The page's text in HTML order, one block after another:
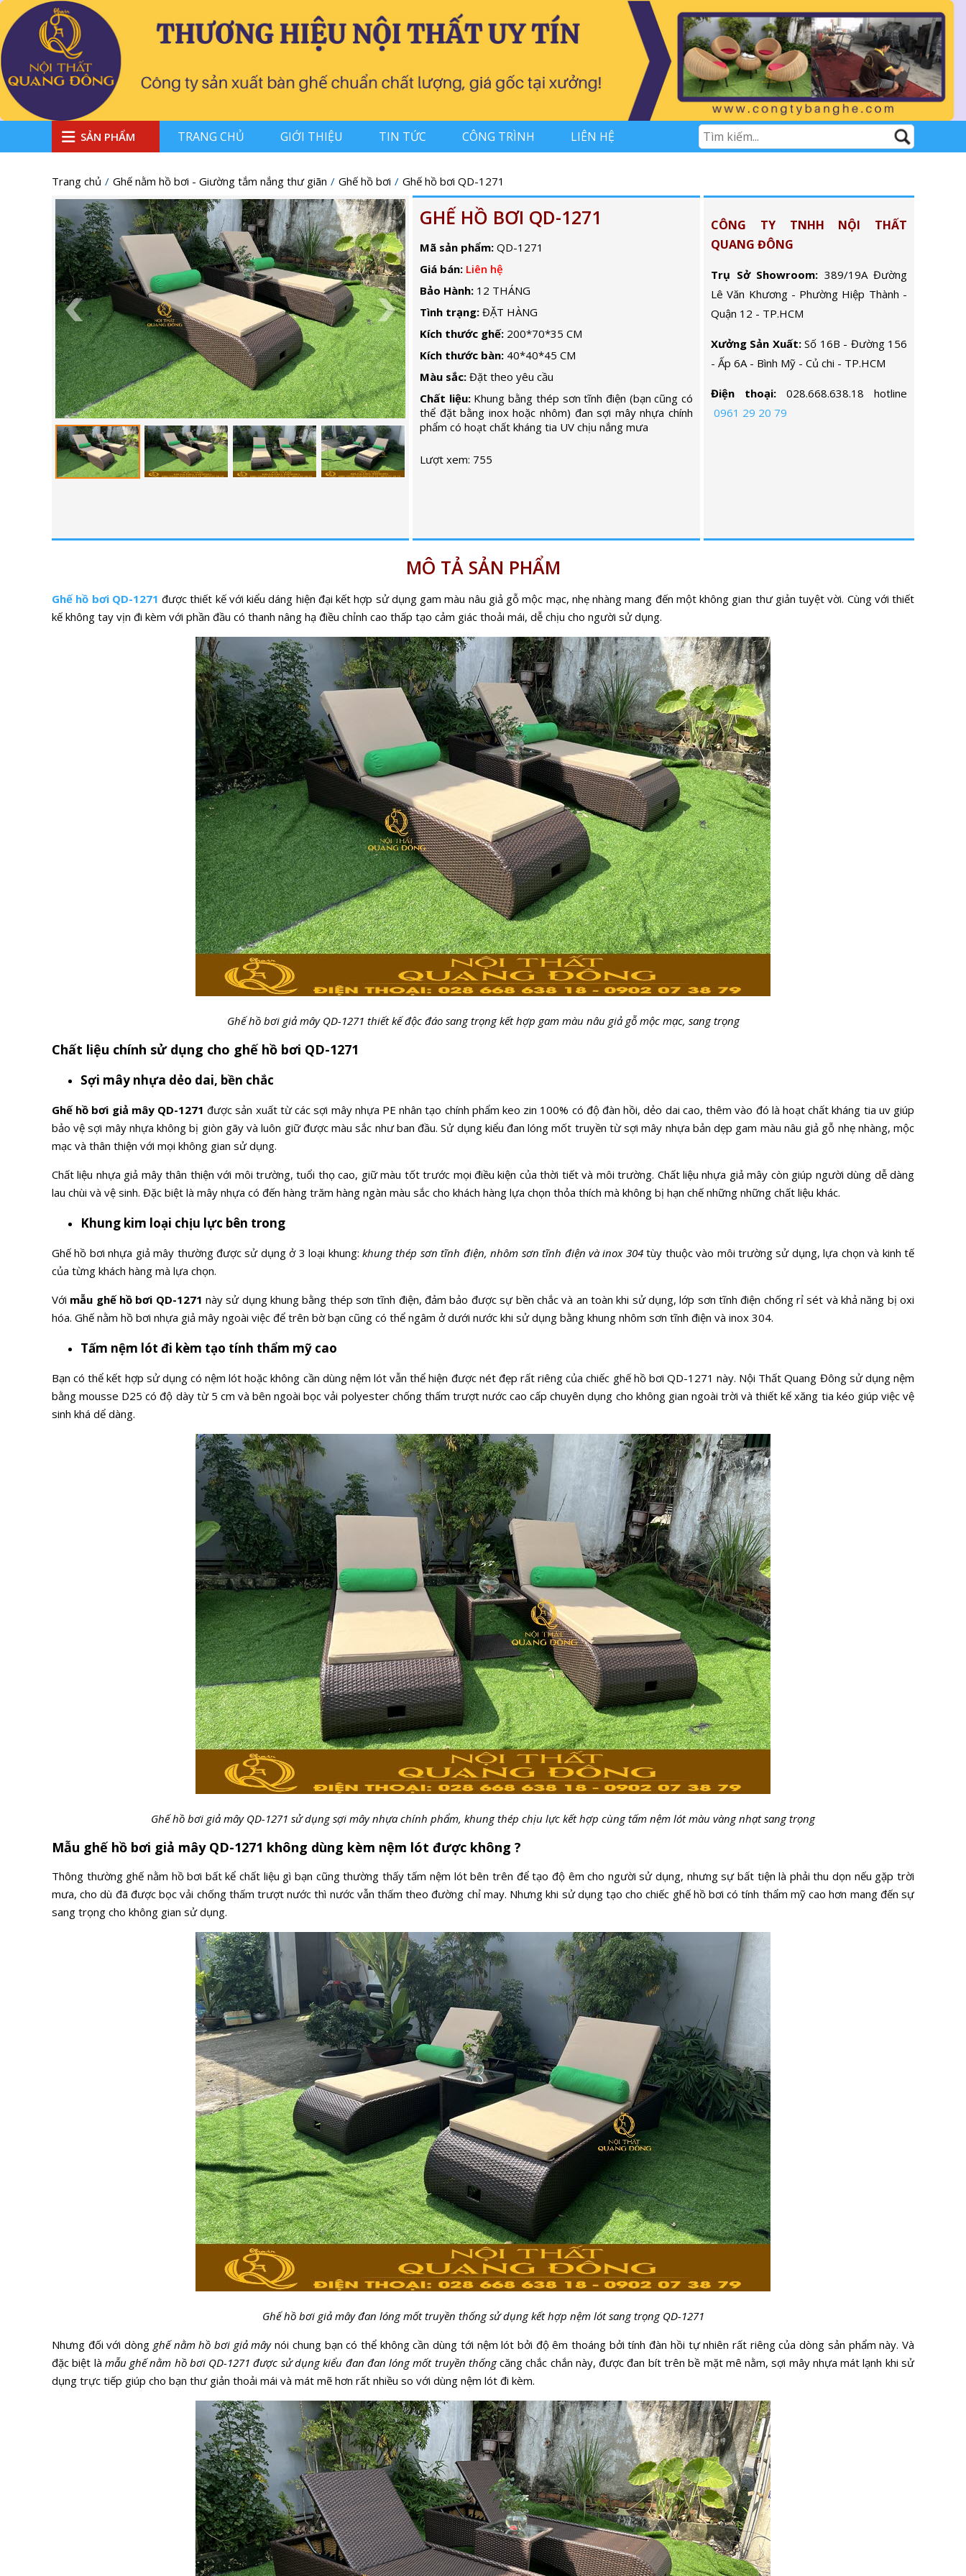
SẢN PHẨM TRANG CHỦ GIỚI THIỆU TIN TỨC CÔNG TRÌNH LIÊN HỆ
Trang chủ Ghế nằm hồ bơi - Giường tắm nắng thư giãn Ghế hồ bơi Ghế hồ bơi QD-1271
GHẾ HỒ BƠI QD-1271
Mã sản phẩm: QD-1271
Giá bán: Liên hệ
Bảo Hành: 12 THÁNG
Tình trạng: ĐẶT HÀNG
Kích thước ghế: 200*70*35 CM
Kích thước bàn: 40*40*45 CM
Màu sắc: Đặt theo yêu cầu
Chất liệu: Khung bằng thép sơn tĩnh điện (bạn cũng có
thể đặt bằng inox hoặc nhôm) đan sợi mây nhựa chính
phẩm có hoạt chất kháng tia UV chịu nắng mưa
Lượt xem: 755
CÔNG TY TNHH NỘI THẤT
QUANG ĐÔNG
Trụ Sở Showroom: 389/19A Đường
Lê Văn Khương - Phường Hiệp Thành -
Quận 12 - TP.HCM
Xưởng Sản Xuất:Số 16B - Đường 156
- Ấp 6A - Bình Mỹ - Củ chi - TP.HCM
Điện thoại: 028.668.638.18 hotline
0961 29 20 79
MÔ TẢ SẢN PHẨM
Ghế hồ bơi QD-1271 được thiết kế với kiểu dáng hiện đại kết hợp sử dụng gam màu nâu giả gỗ mộc mạc, nhẹ nhàng mang đến một không gian thư giản tuyệt vời. Cùng với thiết
kế không tay vịn đi kèm với phần đầu có thanh nâng hạ điều chỉnh cao thấp tạo cảm giác thoải mái, dễ chịu cho người sử dụng.
Ghế hồ bơi giả mây QD-1271 thiết kế độc đáo sang trọng kết hợp gam màu nâu giả gỗ mộc mạc, sang trọng
Chất liệu chính sử dụng cho ghế hồ bơi QD-1271
Sợi mây nhựa dẻo dai, bền chắc
Ghế hồ bơi giả mây QD-1271được sản xuất từ các sợi mây nhựa PE nhân tạo chính phẩm keo zin 100% có độ đàn hồi, dẻo dai cao, thêm vào đó là hoạt chất kháng tia uv giúp
bảo vệ sợi mây nhựa không bị giòn gãy và luôn giữ được màu sắc như ban đầu. Sử dụng kiểu đan lóng mốt truyền từ sợi mây nhựa bản dẹp gam màu nâu giả gỗ nhẹ nhàng, mộc
mạc và thân thiện với mọi không gian sử dụng.
Chất liệu nhựa giả mây thân thiện với môi trường, tuổi thọ cao, giữ màu tốt trước mọi điều kiện của thời tiết và môi trường. Chất liệu nhựa giả mây còn giúp người dùng dễ dàng
lau chùi và vệ sinh. Đặc biệt là mây nhựa có đến hàng trăm hàng ngàn màu sắc cho khách hàng lựa chọn thỏa thích mà không bị hạn chế những những chất liệu khác.
Khung kim loại chịu lực bên trong
Ghế hồ bơi nhựa giả mây thường được sử dụng ở 3 loại khung:khung thép sơn tĩnh điện, nhôm sơn tĩnh điện và inox 304tùy thuộc vào môi trường sử dụng, lựa chọn và kinh tế
của từng khách hàng mà lựa chọn.
Với mẫu ghế hồ bơi QD-1271 này sử dụng khung bằng thép sơn tĩnh điện, đảm bảo được sự bền chắc và an toàn khi sử dụng, lớp sơn tĩnh điện chống rỉ sét và khả năng bị oxi
hóa. Ghế nằm hồ bơi nhựa giả mây ngoài việc để trên bờ bạn cũng có thể ngâm ở dưới nước khi sử dụng bằng khung nhôm sơn tĩnh điện và inox 304.
Tấm nệm lót đi kèm tạo tính thẩm mỹ cao
Bạn có thể kết hợp sử dụng có nệm lót hoặc không cần dùng nệm lót vẫn thể hiện được nét đẹp rất riêng của chiếc ghế hồ bơi QD-1271 này. Nội Thất Quang Đông sử dụng nệm
bằng mousse D25 có độ dày từ 5 cm và bên ngoài bọc vải polyester chống thấm trượt nước cao cấp chuyên dụng cho không gian ngoài trời và thiết kế xăng tia kéo giúp việc vệ
sinh khá dể dàng.
Ghế hồ bơi giả mây QD-1271 sử dụng sợi mây nhựa chính phẩm, khung thép chịu lực kết hợp cùng tấm nệm lót màu vàng nhạt sang trọng
Mẫu ghế hồ bơi giả mây QD-1271 không dùng kèm nệm lót được không ?
Thông thường ghế nằm hồ bơi bất kể chất liệu gì bạn cũng thường thấy tấm nệm lót bên trên để tạo độ êm cho người sử dụng, nhưng sự bất tiện là phải thu dọn nếu gặp trời
mưa, cho dù đã được bọc vải chống thấm trượt nước thì nước vẫn thấm theo đường chỉ may. Nhưng khi sử dụng tạo cho chiếc ghế hồ bơi có tính thẩm mỹ cao hơn mang đến sự
sang trọng cho không gian sử dụng.
Ghế hồ bơi giả mây đan lóng mốt truyền thống sử dụng kết hợp nệm lót sang trọng QD-1271
Nhưng đối với dòng ghế nằm hồ bơi giả mâynói chung bạn có thể không cần dùng tới nệm lót bởi độ êm thoáng bởi tính đàn hồi tự nhiên rất riêng của dòng sản phẩm này. Và
đặc biệt là mẫu ghế nằm hồ bơi QD-1271 được sử dụng kiểu đan đan lóng mốt truyền thốngcăng chắc chắn này, được đan bít trên bề mặt mê nằm, sợi mây nhựa mát lạnh khi sử
dụng trực tiếp giúp cho bạn thư giản thoải mái và mát mẽ hơn rất nhiều so với dùng nệm lót đi kèm.